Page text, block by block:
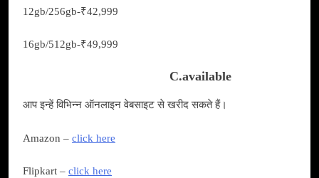
12gb/256gb-₹42,999
16gb/512gb-₹49,999
C.available
आप इन्हें विभिन्न ऑनलाइन वेबसाइट से खरीद सकते हैं।
Amazon – click here
Flipkart – click here